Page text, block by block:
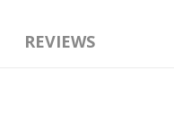
REVIEWS